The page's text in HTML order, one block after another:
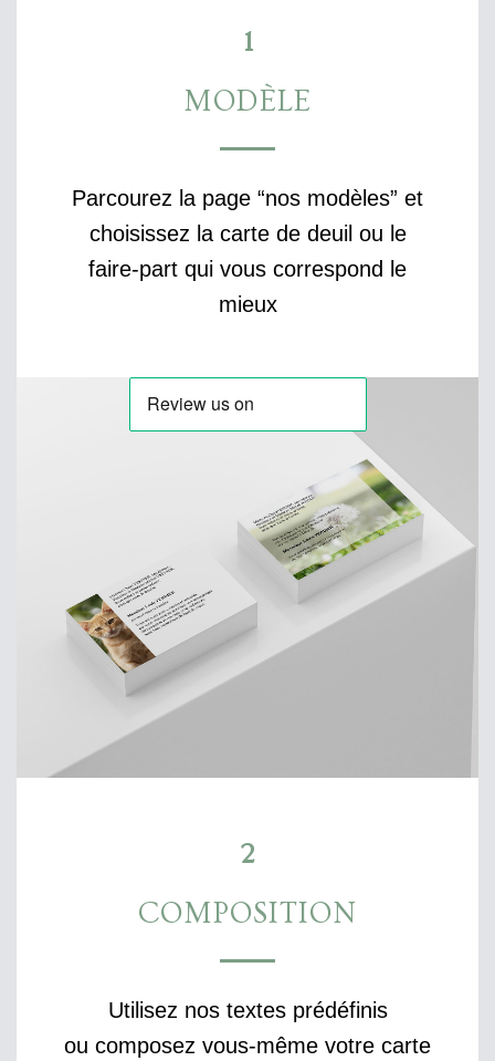
1
MODÈLE
Parcourez la page “nos modèles” et
choisissez la carte de deuil ou le
faire-part qui vous correspond le
mieux
2
COMPOSITION
Utilisez nos textes prédéfinis
ou composez vous-même votre carte